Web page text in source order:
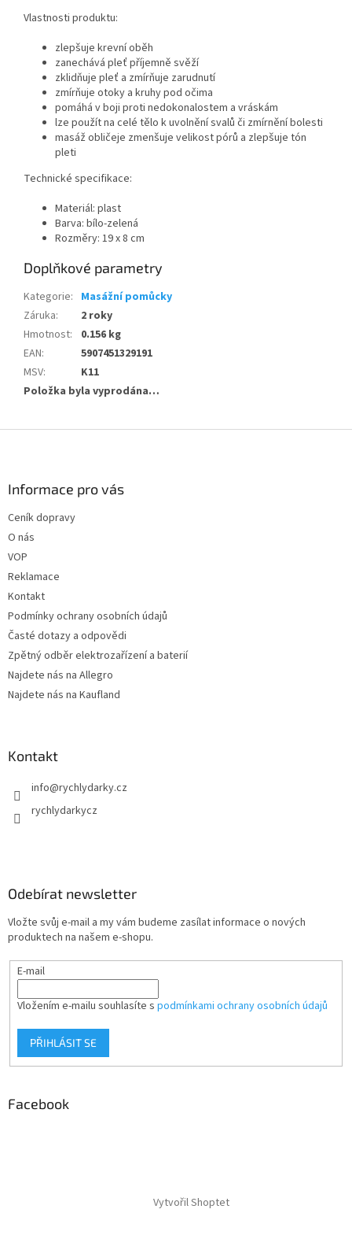
Vlastnosti produktu:
zlepšuje krevní oběh
zanechává pleť příjemně svěží
zklidňuje pleť a zmírňuje zarudnutí
zmírňuje otoky a kruhy pod očima
pomáhá v boji proti nedokonalostem a vráskám
lze použít na celé tělo k uvolnění svalů či zmírnění bolesti
masáž obličeje zmenšuje velikost pórů a zlepšuje tón
pleti
Technické specifikace:
Materiál: plast
Barva: bílo-zelená
Rozměry: 19 x 8 cm
Doplňkové parametry
Kategorie: Masážní pomůcky
Záruka:
2 roky
Hmotnost:
0.156 kg
EAN:
5907451329191
MSV:
K11
Položka byla vyprodána…
Informace pro vás
Ceník dopravy
O nás
VOP
Reklamace
Kontakt
Podmínky ochrany osobních údajů
Časté dotazy a odpovědi
Zpětný odběr elektrozařízení a baterií
Najdete nás na Allegro
Najdete nás na Kaufland
Kontakt
info@rychlydarky.cz
rychlydarkycz
Odebírat newsletter
Vložte svůj e-mail a my vám budeme zasílat informace o nových
produktech na našem e-shopu.
E-mail
Vložením e-mailu souhlasíte s podmínkami ochrany osobních údajů
PŘIHLÁSIT SE
Facebook
Vytvořil Shoptet